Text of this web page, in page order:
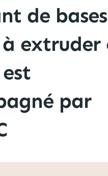
de bases
extruder
par